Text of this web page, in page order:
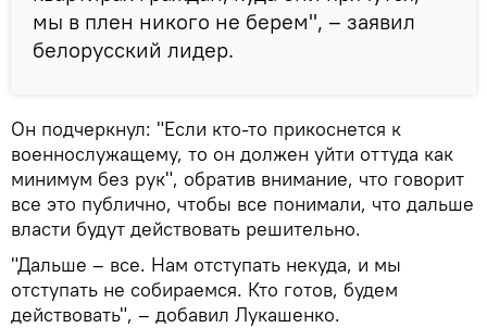
мы в плен никого не берем", – заявил
белорусский лидер.
Он подчеркнул: "Если кто-то прикоснется к
военнослужащему, то он должен уйти оттуда как
минимум без рук", обратив внимание, что говорит
все это публично, чтобы все понимали, что дальше
власти будут действовать решительно.
"Дальше – все. Нам отступать некуда, и мы
отступать не собираемся. Кто готов, будем
действовать", – добавил Лукашенко.